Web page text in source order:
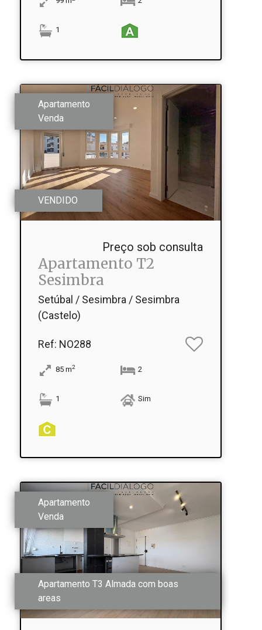
1
Apartamento
Venda
VENDIDO
Preço sob consulta
Apartamento T2
Sesimbra
Setúbal / Sesimbra / Sesimbra
(Castelo)
Ref: NO288
85m2 2
1 Sim
Apartamento
Venda
Apartamento T3 Almada com boas
areas